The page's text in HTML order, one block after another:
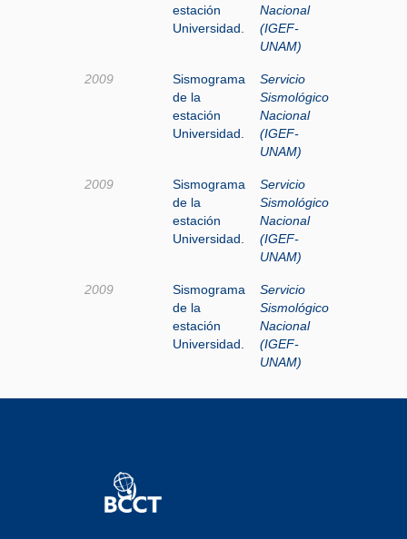
estación
Universidad.
Nacional
(IGEF-
UNAM)
2009
Sismograma
de la
estación
Universidad.
Servicio
Sismológico
Nacional
(IGEF-
UNAM)
2009
Sismograma
de la
estación
Universidad.
Servicio
Sismológico
Nacional
(IGEF-
UNAM)
2009
Sismograma
de la
estación
Universidad.
Servicio
Sismológico
Nacional
(IGEF-
UNAM)